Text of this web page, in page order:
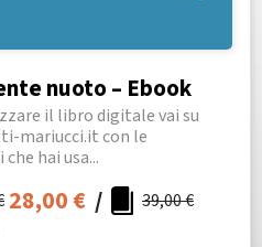
nuoto – Ebook
il libro digitale vai su
mariucci.it con le
hai usa...
28,00€ / 39,00€